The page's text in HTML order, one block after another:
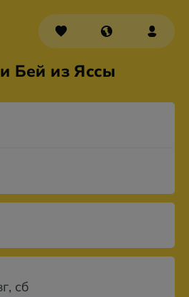
Бей из Яссы
, сб